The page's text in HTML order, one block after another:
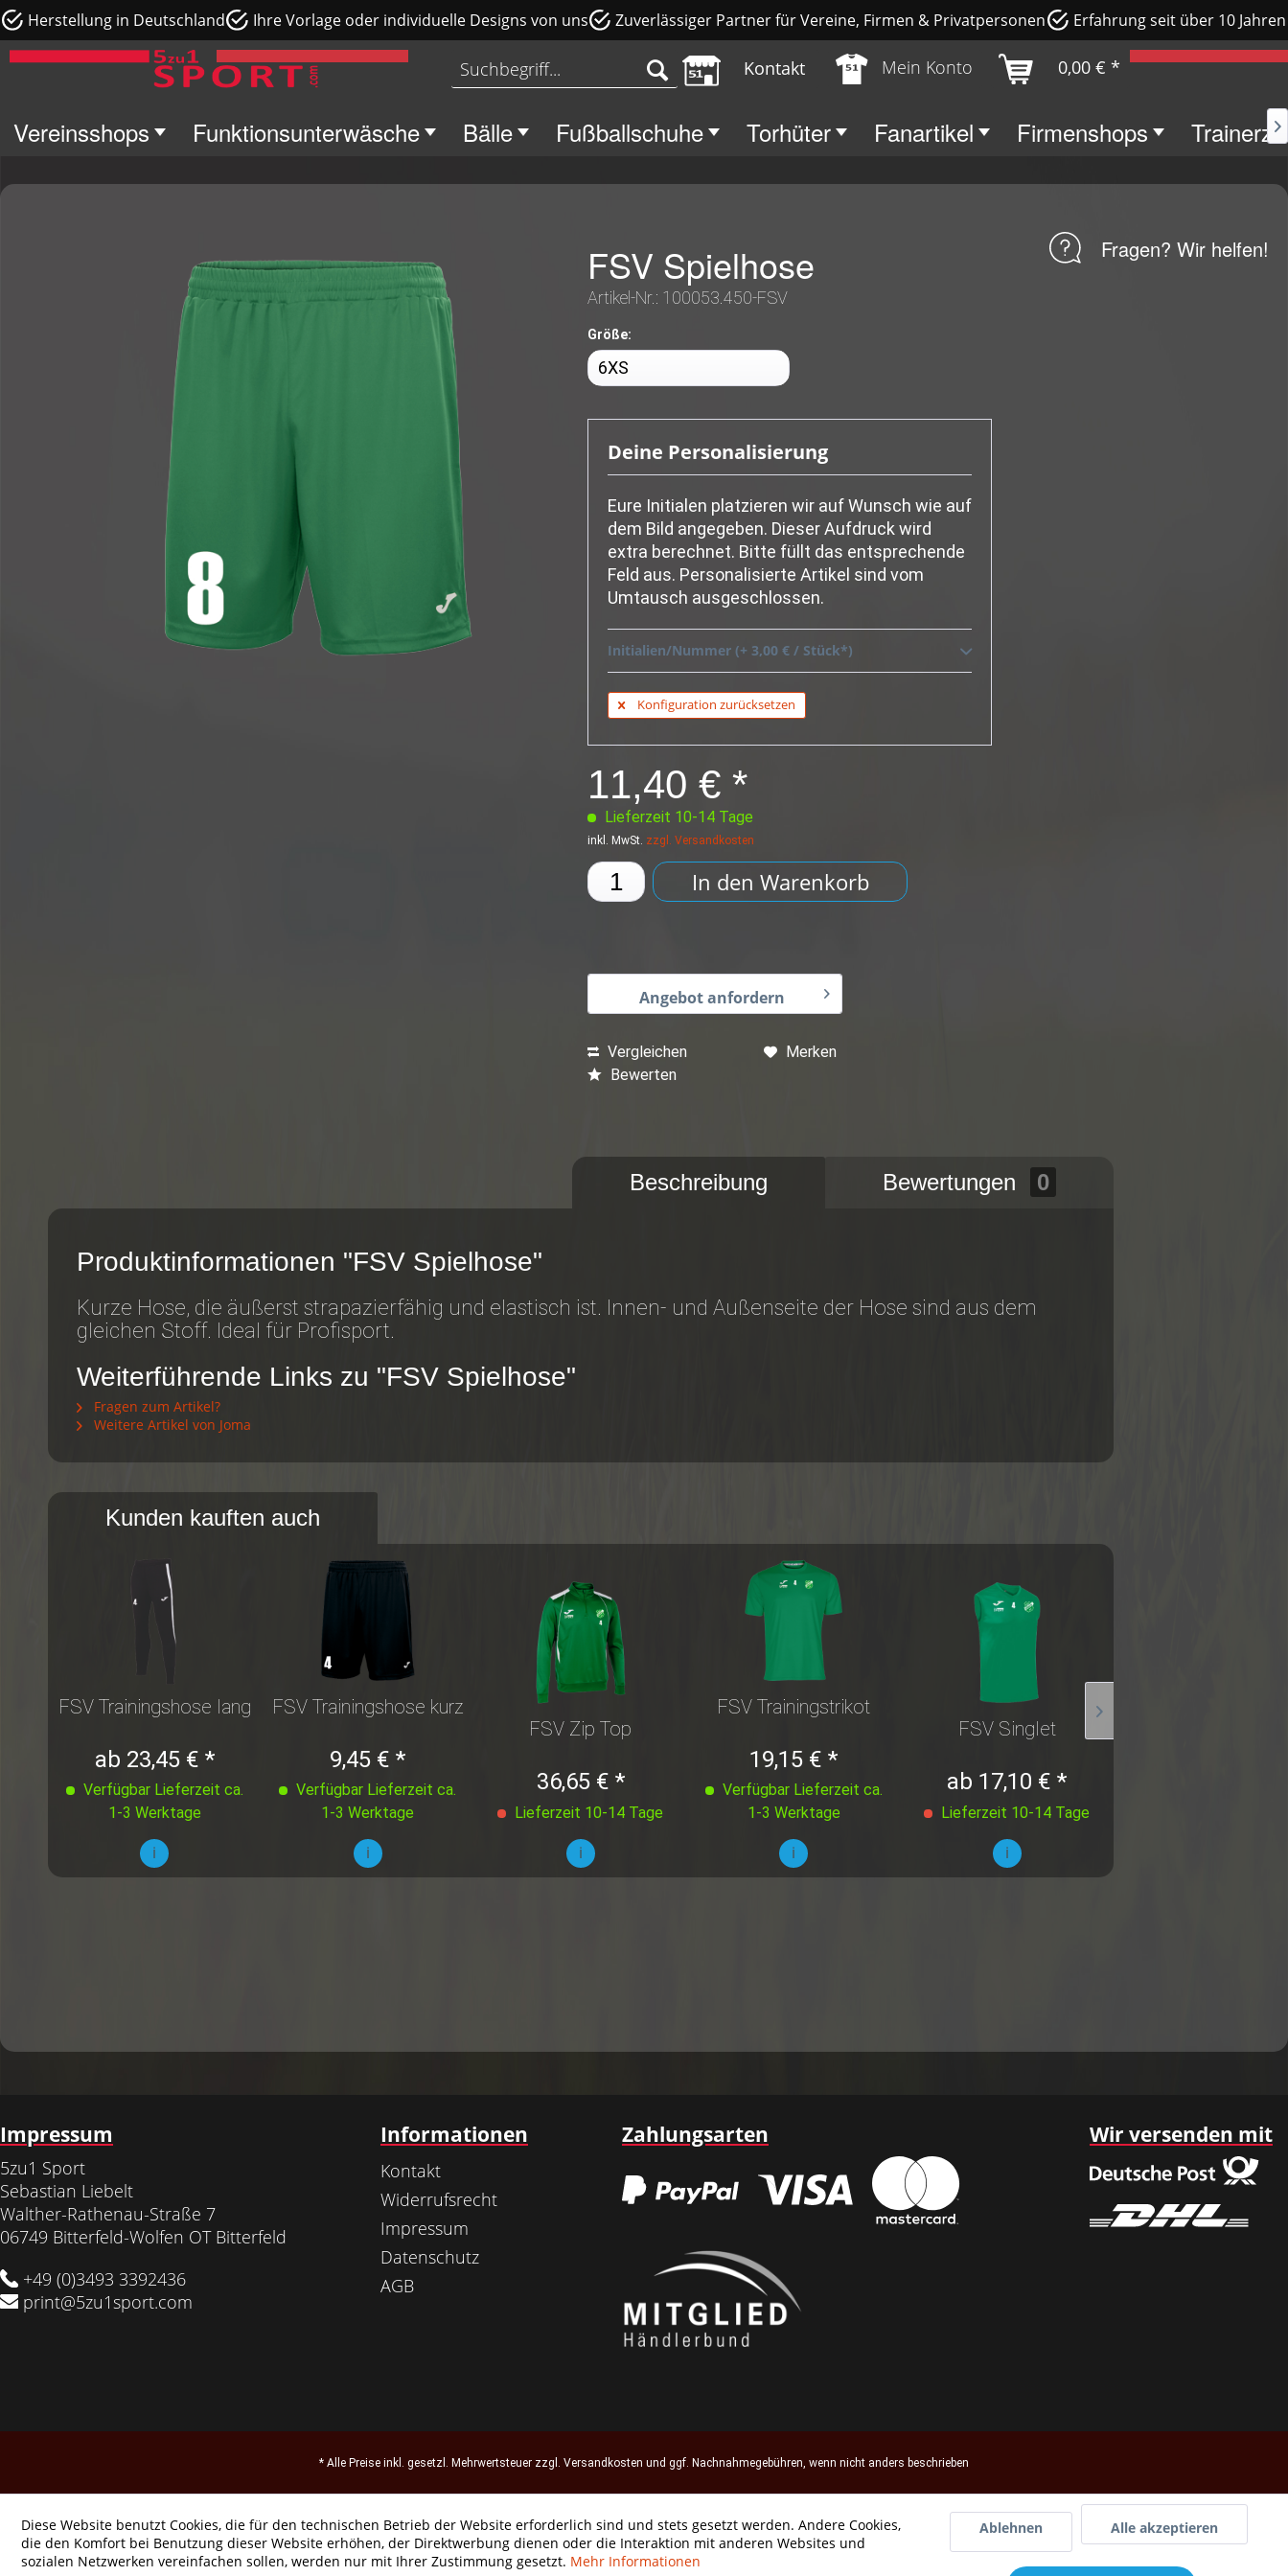
Herstellung in Deutschland Ihre Vorlage oder individuelle Designs von uns Zuverlässiger Partner für Vereine, Firmen & Privatpersonen Erfahrung seit über 10 Jahren
Kontakt Mein Konto 0,00 € *
Vereinsshops Funktionsunterwäsche Bälle Fußballschuhe Torhüter Fanartikel Firmenshops 
Fragen? Wir helfen!
FSV Spielhose
Artikel-Nr.: 100053.450-FSV
Größe:
Deine Personalisierung
Eure Initialen platzieren wir auf Wunsch wie auf
dem Bild angegeben. Dieser Aufdruck wird
extra berechnet. Bitte füllt das entsprechende
Feld aus. Personalisierte Artikel sind vom
Umtausch ausgeschlossen.
Initialien/Nummer (+ 3,00 € / Stück*)
Konfiguration zurücksetzen
11,40 € *
Lieferzeit 10-14 Tage
inkl. MwSt. zzgl. Versandkosten
In den Warenkorb
Angebot anfordern
Vergleichen
Merken
Bewerten
Beschreibung Bewertungen 0
Produktinformationen "FSV Spielhose"
Kurze Hose, die äußerst strapazierfähig und elastisch ist. Innen- und Außenseite der Hose sind aus dem
gleichen Stoff. Ideal für Profisport.
Weiterführende Links zu "FSV Spielhose"
Fragen zum Artikel?
Weitere Artikel von Joma
Kunden kauften auch
FSV Trainingshose lang
ab 23,45 € *
Verfügbar Lieferzeit ca.
1-3 Werktage
i
FSV Trainingshose kurz
9,45 € *
Verfügbar Lieferzeit ca.
1-3 Werktage
i
FSV Zip Top
36,65 € *
Lieferzeit 10-14 Tage
i
FSV Trainingstrikot
19,15 € *
Verfügbar Lieferzeit ca.
1-3 Werktage
i
FSV Singlet
ab 17,10 € *
Lieferzeit 10-14 Tage
i
Impressum
5zu1 Sport
Sebastian Liebelt
Walther-Rathenau-Straße 7
06749 Bitterfeld-Wolfen OT Bitterfeld
+49 (0)3493 3392436
print@5zu1sport.com
Informationen
Kontakt
Widerrufsrecht
Impressum
Datenschutz
AGB
Zahlungsarten Wir versenden mit
* Alle Preise inkl. gesetzl. Mehrwertsteuer zzgl. Versandkosten und ggf. Nachnahmegebühren, wenn nicht anders beschrieben
Diese Website benutzt Cookies, die für den technischen Betrieb der Website erforderlich sind und stets gesetzt werden. Andere Cookies,
die den Komfort bei Benutzung dieser Website erhöhen, der Direktwerbung dienen oder die Interaktion mit anderen Websites und
sozialen Netzwerken vereinfachen sollen, werden nur mit Ihrer Zustimmung gesetzt. Mehr Informationen
Ablehnen Alle akzeptieren